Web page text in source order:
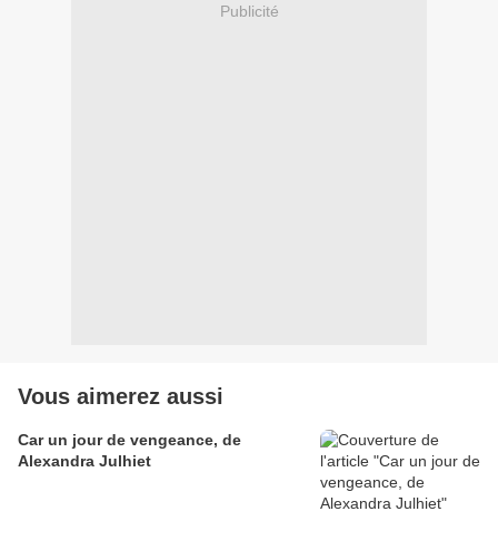
Publicité
Vous aimerez aussi
Car un jour de vengeance, de
Alexandra Julhiet